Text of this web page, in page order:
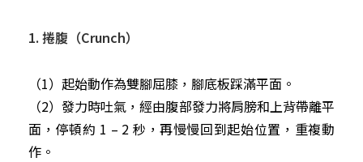
1. 捲腹（Crunch）
（1）起始動作為雙腳屈膝，腳底板踩滿平面。
（2）發力時吐氣，經由腹部發力將肩膀和上背帶離平
面，停頓約 1 – 2 秒，再慢慢回到起始位置，重複動
作。